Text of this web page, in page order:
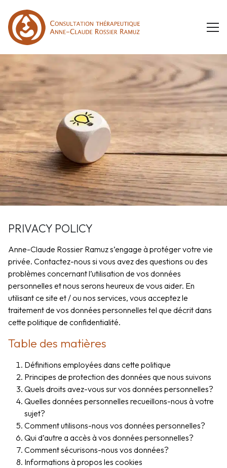
COUPLE THERAPY – FAMILY SESSIONS
PSYCHOSEXUAL THERAPY
INDIVIDUAL THERAPY
MY TRAINING
NEWS
PRESS REVIEW
RESOURCES : BOOKS AND MEDIAS
TOOLS TO GET BETTER
USEFUL LINKS
CONTACT
BOOK APPOINTMENT
FR EN
PRIVACY POLICY
Anne-Claude Rossier Ramuz s’engage à protéger votre vie
privée. Contactez-nous si vous avez des questions ou des
problèmes concernant l’utilisation de vos données
personnelles et nous serons heureux de vous aider. En
utilisant ce site et / ou nos services, vous acceptez le
traitement de vos données personnelles tel que décrit dans
cette politique de confidentialité.
Table des matières
Définitions employées dans cette politique
Principes de protection des données que nous suivons
Quels droits avez-vous sur vos données personnelles?
Quelles données personnelles recueillons-nous à votre
sujet?
Comment utilisons-nous vos données personnelles?
Qui d’autre a accès à vos données personnelles?
Comment sécurisons-nous vos données?
Informations à propos les cookies